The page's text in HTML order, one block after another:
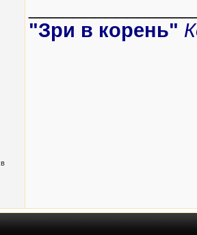
"Зри в корень"